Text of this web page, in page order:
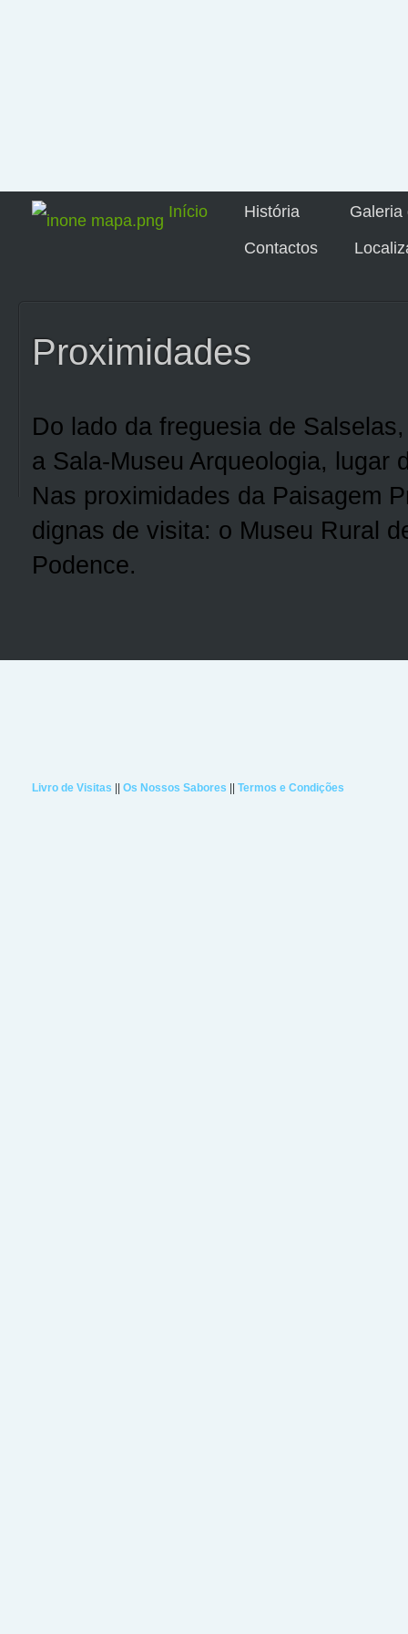
Início História
Galeria
Contactos
Proximidades
Do lado da freguesia de
a Sala-Museu Arqueologia, lugar
Nas proximidades da Paisagem
dignas de visita: o Museu Rural
Podence.
Livro de Visitas Os Nossos Sabores Termos e Condições